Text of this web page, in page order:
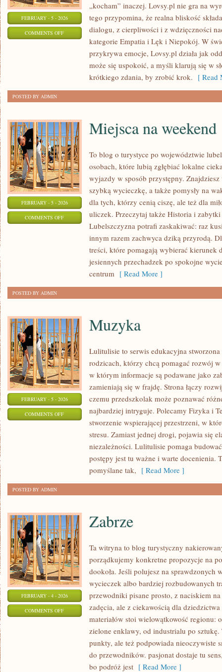
FEBRUARY - 5 - 2026
COMMENTS OFFON
„kocham” inaczej. Lovsy.pl nie gra na
tego przypomina, że realna bliskość
dialogu, z cierpliwości i z wdzięczności
kategorie Empatia i Lęk i Niepokój. W
przykrywa emocje, Lovsy.pl działa jak
może się uspokoić, a myśli klarują się w
krótkiego zdania, by zrobić krok. [ Read
POSTED BY ADMIN
FEBRUARY - 5 - 2026
COMMENTS OFFON
Miejsca na weekend
To blog o turystyce po województwie
osobach, które lubią zgłębiać lokalne
wyjazdy w sposób przystępny.
szybką wycieczkę, a także pomysły na
dla tych, którzy cenią ciszę, ale też dla
uliczek. Przeczytaj także Historia i
Lubelszczyzna potrafi zaskakiwać: raz
innym razem zachwyca dziką przyrodą.
treści, które pomagają wybierać kierunek
jesiennych przechadzek po spokojne
centrum [ Read More ]
POSTED BY ADMIN
FEBRUARY - 5 - 2026
COMMENTS OFFON
Muzyka
Lulitulisie to serwis edukacyjna
rodzicach, którzy chcą pomagać rozwój
w którym informacje są podawane jako
zamieniają się w frajdę. Strona łączy
czemu przedszkolak może poznawać
najbardziej intryguje. Polecamy Fizyka i
stworzenie wspierającej przestrzeni, w
stresu. Zamiast jednej drogi, pojawia się
niezależności. Lulitulisie pomaga
postępy jest tu ważne i warte docenienia.
pomyślane tak, [ Read More ]
POSTED BY ADMIN
FEBRUARY - 4 - 2026
COMMENTS OFFON
Zabrze
Ta witryna to blog turystyczny
porządkujemy konkretne propozycje na
dookoła. Jeśli polujesz na sprawdzonych
wycieczek albo bardziej rozbudowanych
przewodniki pisane prosto, z naciskiem
zadęcia, ale z ciekawością dla
materiałów stoi wielowątkowość regionu:
zielone enklawy, od industrialu po
punkty, ale też podpowiada nieoczywiste
do przewodników. pasjonat dostaje tu
bo podróż jest [ Read More ]